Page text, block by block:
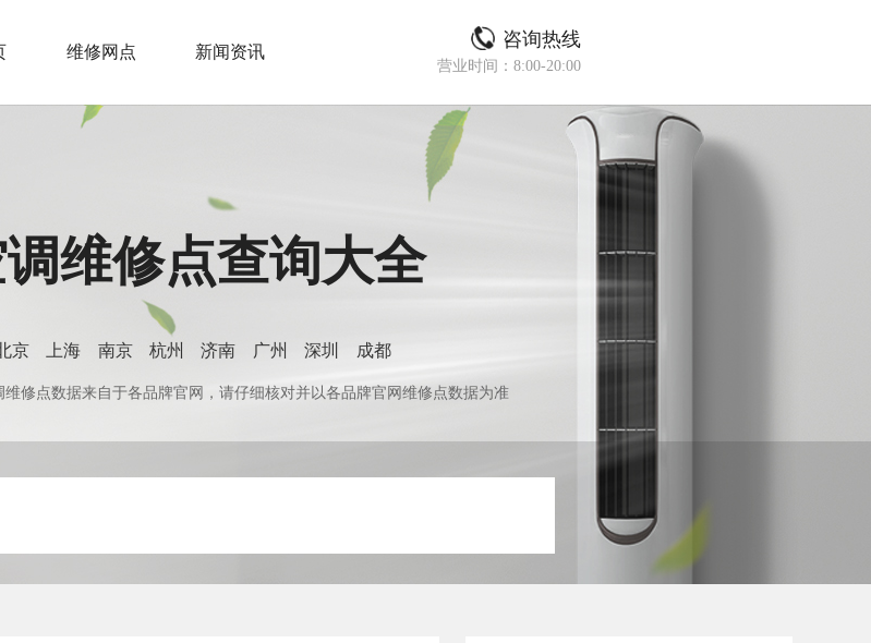
维修网点 新闻资讯
咨询热线
营业时间：8:00-20:00
维修点查询大全
京 上海 南京 杭州 济南 广州 深圳 成都
修点数据来自于各品牌官网，请仔细核对并以各品牌官网维修点数据为准